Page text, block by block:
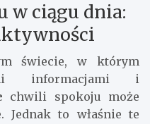
w ciągu dnia:
świecie, w którym
informacjami i
chwili spokoju może
Jednak to właśnie te